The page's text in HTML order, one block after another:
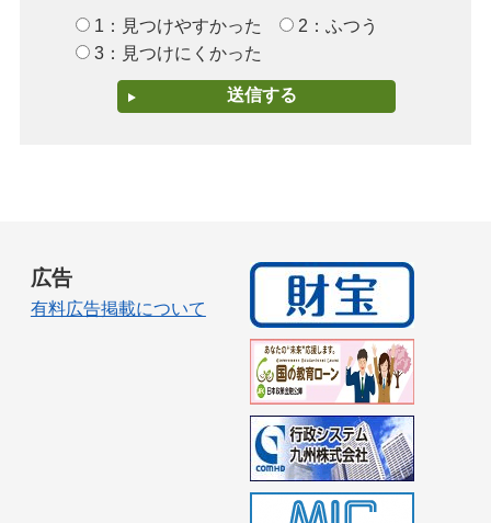
1：見つけやすかった
2：ふつう
3：見つけにくかった
広告
有料広告掲載について